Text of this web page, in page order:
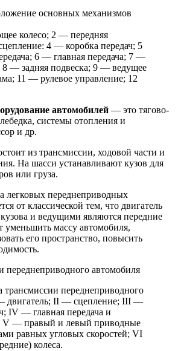
основных механизмов
колесо; 2 — передняя
4 — коробка передач; 5
6 — главная передача; 7 —
— задняя подвеска; 9 — ведущее
11 — рулевое управление; 12
автомобилей — это тягово-
системы отопления и
и др.
из трансмиссии, ходовой части и
На шасси устанавливают кузов для
или груза.
легковых переднеприводных
от классической тем, что двигатель
и ведущими являются передние
уменьшить массу автомобиля,
его пространство, повысить
трансмиссии переднеприводного
двигатель; II — сцепление; III —
IV — главная передача и
V — правый и левый приводные
равных угловых скоростей; VI
колеса.